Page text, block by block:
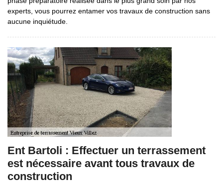
experts, vous pourrez entamer vos travaux de construction sans
aucune inquiétude.
Ent Bartoli : Effectuer un terrassement
est nécessaire avant tous travaux de
construction